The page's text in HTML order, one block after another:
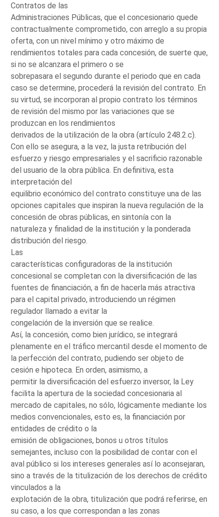
Contratos de las
Administraciones Públicas, que el concesionario quede
contractualmente comprometido, con arreglo a su propia
oferta, con un nivel mínimo y otro máximo de
rendimientos totales para cada concesión, de suerte que,
si no se alcanzara el primero o se
sobrepasara el segundo durante el periodo que en cada
caso se determine, procederá la revisión del contrato. En
su virtud, se incorporan al propio contrato los términos
de revisión del mismo por las variaciones que se
produzcan en los rendimientos
derivados de la utilización de la obra (artículo 248.2.c).
Con ello se asegura, a la vez, la justa retribución del
esfuerzo y riesgo empresariales y el sacrificio razonable
del usuario de la obra pública. En definitiva, esta
interpretación del
equilibrio económico del contrato constituye una de las
opciones capitales que inspiran la nueva regulación de la
concesión de obras públicas, en sintonía con la
naturaleza y finalidad de la institución y la ponderada
distribución del riesgo.
Las
características configuradoras de la institución
concesional se completan con la diversificación de las
fuentes de financiación, a fin de hacerla más atractiva
para el capital privado, introduciendo un régimen
regulador llamado a evitar la
congelación de la inversión que se realice.
Así, la concesión, como bien jurídico, se integrará
plenamente en el tráfico mercantil desde el momento de
la perfección del contrato, pudiendo ser objeto de
cesión e hipoteca. En orden, asimismo, a
permitir la diversificación del esfuerzo inversor, la Ley
facilita la apertura de la sociedad concesionaria al
mercado de capitales, no sólo, lógicamente mediante los
medios convencionales, esto es, la financiación por
entidades de crédito o la
emisión de obligaciones, bonos u otros títulos
semejantes, incluso con la posibilidad de contar con el
aval público si los intereses generales así lo aconsejaran,
sino a través de la titulización de los derechos de crédito
vinculados a la
explotación de la obra, titulización que podrá referirse, en
su caso, a los que correspondan a las zonas